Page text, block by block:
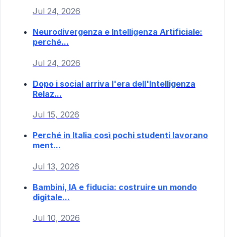
Jul 24, 2026
Neurodivergenza e Intelligenza Artificiale:
perché...
Jul 24, 2026
Dopo i social arriva l'era dell'Intelligenza
Relaz...
Jul 15, 2026
Perché in Italia così pochi studenti lavorano
ment...
Jul 13, 2026
Bambini, IA e fiducia: costruire un mondo
digitale...
Jul 10, 2026